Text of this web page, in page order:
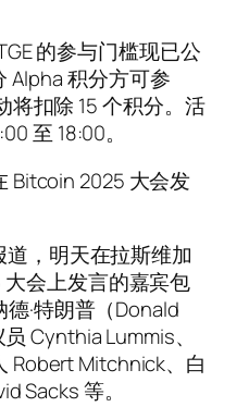
的参与门槛现已公
Alpha 积分方可参
将扣除 15 个积分。活
至 18:00。
Bitcoin 2025 大会发
，明天在拉斯维加
会上发言的嘉宾包
·特朗普（Donald
Cynthia Lummis、
Robert Mitchnick、白
Sacks 等。